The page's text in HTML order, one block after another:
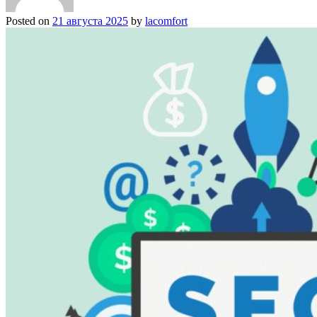
Posted on 21 августа 2025 by lacomfort